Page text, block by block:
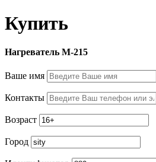
Купить
Нагреватель М-215
Ваше имя
Контакты
Возраст
Город